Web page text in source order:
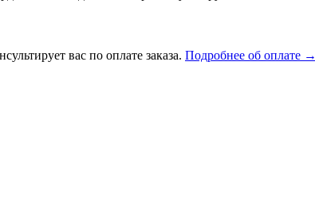
вас по оплате заказа. Подробнее об оплате →